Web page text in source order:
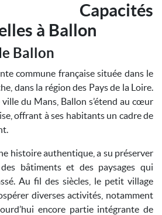
Capacités
à Ballon
Ballon
commune française située dans le
dans la région des Pays de la Loire.
du Mans, Ballon s’étend au cœur
offrant à ses habitants un cadre de
histoire authentique, a su préserver
bâtiments et des paysages qui
Au fil des siècles, le petit village
diverses activités, notamment
encore partie intégrante de